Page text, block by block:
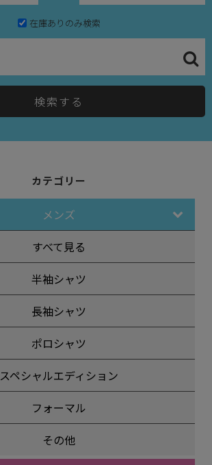
在庫ありのみ検索
検索する
カテゴリー
メンズ
すべて見る
半袖シャツ
長袖シャツ
ポロシャツ
スペシャルエディション
フォーマル
その他